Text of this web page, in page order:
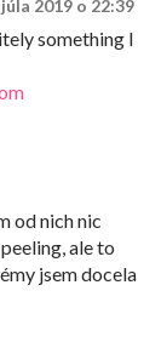
júla 2019 o 22:39
something I
od nich nic
ale to
jsem docela